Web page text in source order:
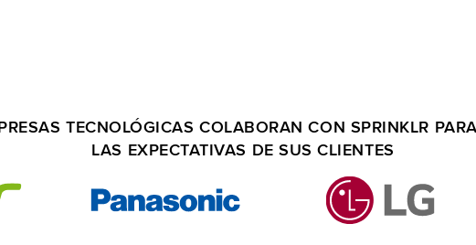
TECNOLÓGICAS COLABORAN CON SPRINKLR
LAS EXPECTATIVAS DE SUS CLIENTES